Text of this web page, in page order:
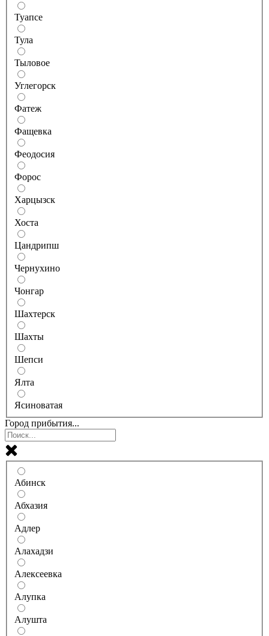
Туапсе
Тула
Тыловое
Углегорск
Фатеж
Фащевка
Феодосия
Форос
Харцызск
Хоста
Цандрипш
Чернухино
Чонгар
Шахтерск
Шахты
Шепси
Ялта
Ясиноватая
Город прибытия...
Абинск
Абхазия
Адлер
Алахадзи
Алексеевка
Алупка
Алушта